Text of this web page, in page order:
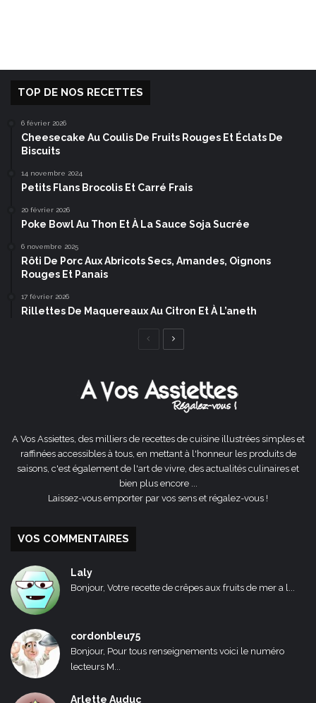
TOP DE NOS RECETTES
6 février 2026
Cheesecake Au Coulis De Fruits Rouges Et Éclats De
Biscuits
14 novembre 2024
Petits Flans Brocolis Et Carré Frais
20 février 2026
Poke Bowl Au Thon Et À La Sauce Soja Sucrée
6 novembre 2025
Rôti De Porc Aux Abricots Secs, Amandes, Oignons
Rouges Et Panais
17 février 2026
Rillettes De Maquereaux Au Citron Et À L’aneth
Page
A Vos Assiettes, des milliers de recettes de cuisine illustrées simples et
raffinées accessibles à tous, en mettant à l'honneur les produits de
saisons, c'est également de l'art de vivre, des actualités culinaires et
bien plus encore ...
Laissez-vous emporter par vos sens et régalez-vous !
VOS COMMENTAIRES
Laly
Bonjour, Votre recette de crêpes aux fruits de mer a l...
cordonbleu75
Bonjour, Pour tous renseignements voici le numéro
lecteurs M...
Arlette Auduc